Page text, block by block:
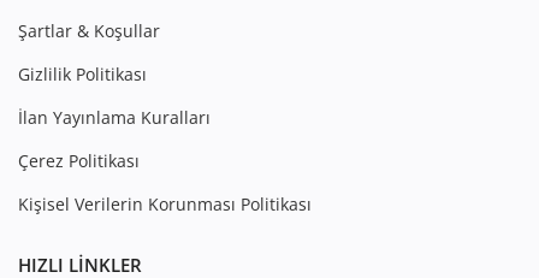
Şartlar & Koşullar
Gizlilik Politikası
İlan Yayınlama Kuralları
Çerez Politikası
Kişisel Verilerin Korunması Politikası
HIZLI LINKLER